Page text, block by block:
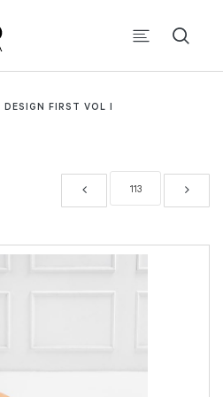
DESIGN FIRST VOL I